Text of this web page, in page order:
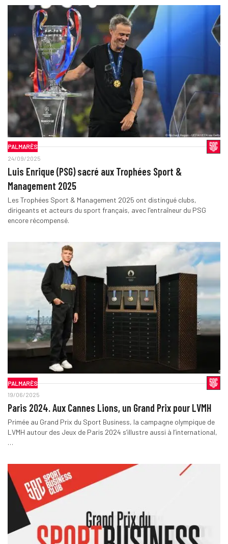
PALMARÈS
24/09/2025
Luis Enrique (PSG) sacré aux Trophées Sport &
Management 2025
Les Trophées Sport & Management 2025 ont distingué clubs,
dirigeants et acteurs du sport français, avec l'entraîneur du PSG
encore récompensé.
PALMARÈS
19/06/2025
Paris 2024. Aux Cannes Lions, un Grand Prix pour LVMH
Primée au Grand Prix du Sport Business, la campagne olympique de
LVMH autour des Jeux de Paris 2024 s’illustre aussi à l’international,
…